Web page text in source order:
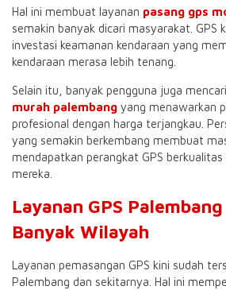
Hal ini membuat layanan pasang gps
semakin banyak dicari masyarakat. GPS
investasi keamanan kendaraan yang
kendaraan merasa lebih tenang.
Selain itu, banyak pengguna juga mencari
murah palembang yang menawarkan
profesional dengan harga terjangkau.
yang semakin berkembang membuat
mendapatkan perangkat GPS berkualitas
mereka.
Layanan GPS
Banyak Wilayah
Layanan pemasangan GPS kini sudah
Palembang dan sekitarnya. Hal ini